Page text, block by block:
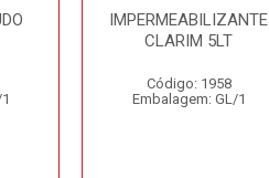
IMPERMEABILIZANTE
CLARIM 5LT
Código: 1958
Embalagem: GL/1